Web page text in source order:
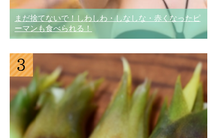
まだ捨てないで！しわしわ・しなしな・赤くなったピ
ーマンも食べられる！